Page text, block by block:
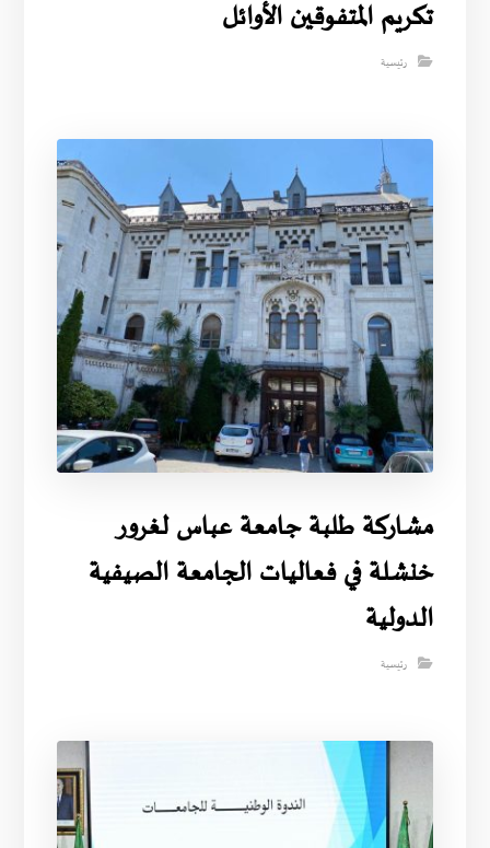
تكريم المتفوقين الأوائل
رئيسية
مشاركة طلبة جامعة عباس لغرور
خنشلة في فعاليات الجامعة الصيفية
الدولية
رئيسية